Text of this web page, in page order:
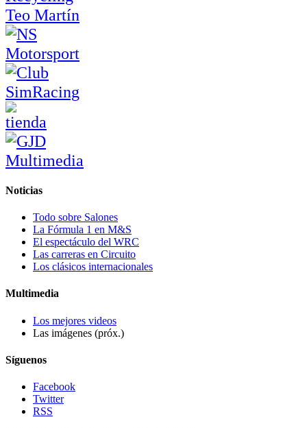
Noticias
Todo sobre Salones
La Fórmula 1 en M&S
El espectáculo del WRC
Las carreras en Circuito
Los clásicos internacionales
Multimedia
Los mejores videos
Las imágenes (próx.)
Síguenos
Facebook
Twitter
RSS